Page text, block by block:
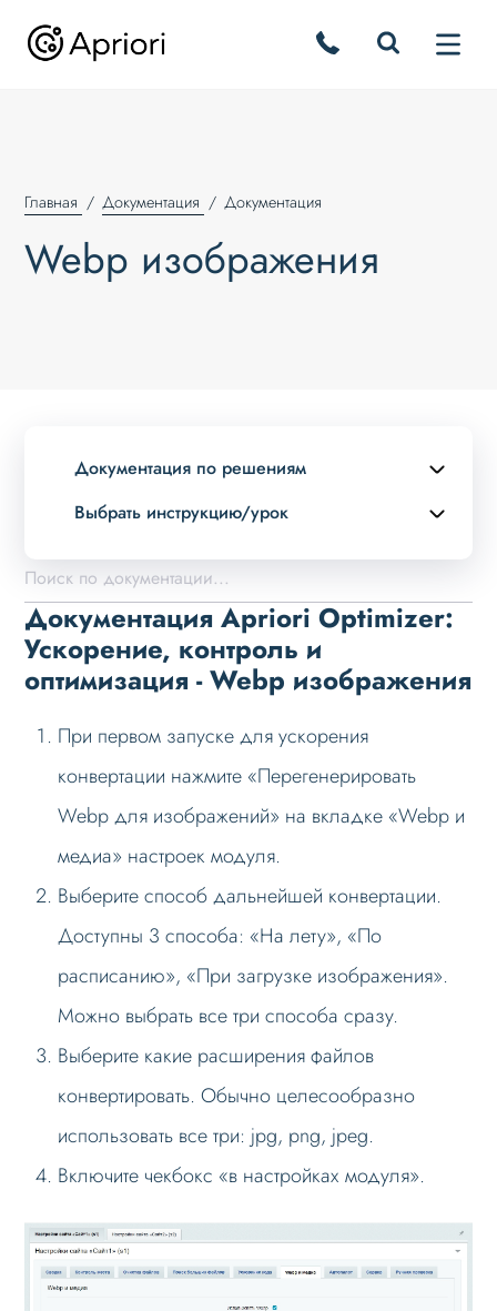
Главная Документация Документация
Webp изображения
Документация по решениям
Выбрать инструкцию/урок
Описание курса
Возможности
Установка решения
Настройка
Webp изображения
Ускорение кода
Поиск больших файлов
Поиск неиспользуемых файлов
Проверка места
Ручные проверки
Preconnect
Проблемы и решения
Вопрос-ответ
Документация Apriori Optimizer:
Ускорение, контроль и
оптимизация - Webp изображения
При первом запуске для ускорения
конвертации нажмите «Перегенерировать
Webp для изображений» на вкладке «Webp и
медиа» настроек модуля.
Выберите способ дальнейшей конвертации.
Доступны 3 способа: «На лету», «По
расписанию», «При загрузке изображения».
Можно выбрать все три способа сразу.
Выберите какие расширения файлов
конвертировать. Обычно целесообразно
использовать все три: jpg, png, jpeg.
Включите чекбокс «в настройках модуля».